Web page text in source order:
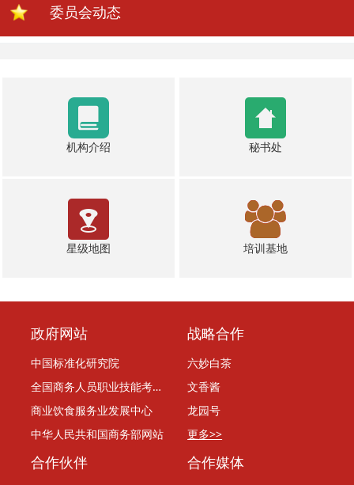
委员会动态
机构介绍 秘书处
星级地图 培训基地
政府网站
中国标准化研究院
全国商务人员职业技能考评委员会
商业饮食服务业发展中心
中华人民共和国商务部网站
战略合作
六妙白茶
文香酱
龙园号
更多>>
合作伙伴 合作媒体